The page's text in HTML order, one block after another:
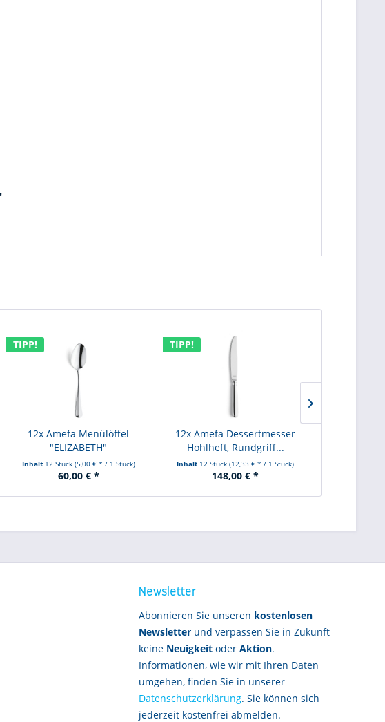
TIPP!
12x Amefa Menülöffel
"ELIZABETH"
Inhalt 12 Stück (5,00 € * / 1 Stück)
60,00 € *
TIPP!
12x Amefa Dessertmesser
Hohlheft, Rundgriff...
Inhalt 12 Stück(12,33 € * / 1 Stück)
148,00 € *
Newsletter
Abonnieren Sie unseren kostenlosen
Newsletter und verpassen Sie in Zukunft
keine Neuigkeit oder Aktion.
Informationen, wie wir mit Ihren Daten
umgehen, finden Sie in unserer
Datenschutzerklärung. Sie können sich
jederzeit kostenfrei abmelden.